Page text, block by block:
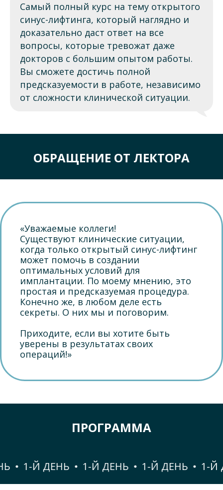
Самый полный курс на тему открытого
синус-лифтинга, который наглядно и
доказательно даст ответ на все
вопросы, которые тревожат даже
докторов с большим опытом работы.
Вы сможете достичь полной
предсказуемости в работе, независимо
от сложности клинической ситуации.
ОБРАЩЕНИЕ ОТ ЛЕКТОРА
«Уважаемые коллеги!
Существуют клинические ситуации,
когда только открытый синус-лифтинг
может помочь в создании
оптимальных условий для
имплантации. По моему мнению, это
простая и предсказуемая процедура.
Конечно же, в любом деле есть
секреты. О них мы и поговорим.
Приходите, если вы хотите быть
уверены в результатах своих
операций!»
ПРОГРАММА
1-Й ДЕНЬ 1-Й ДЕНЬ 1-Й ДЕНЬ 1-Й